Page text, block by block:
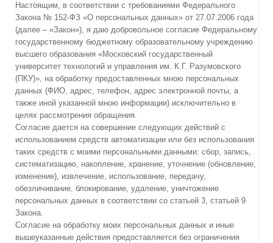
Настоящим, в соответствии с требованиями Федерального
Закона № 152-ФЗ «О персональных данных» от 27.07.2006 года
(далее – «Закон»), я даю добровольное согласие Федеральному
государственному бюджетному образовательному учреждению
высшего образования «Московский государственный
университет технологий и управления им. К.Г. Разумовского
(ПКУ)», на обработку предоставленных мною персональных
данных (ФИО, адрес, телефон, адрес электронной почты, а
также иной указанной мною информации) исключительно в
целях рассмотрения обращения.
Согласие дается на совершение следующих действий с
использованием средств автоматизации или без использования
таких средств с моими персональными данными: сбор, запись,
систематизацию, накопление, хранение, уточнение (обновление,
изменение), извлечение, использование, передачу,
обезличивание, блокирование, удаление, уничтожение
персональных данных в соответствии со статьей 3, статьей 9
Закона.
Согласие на обработку моих персональных данных и иные
вышеуказанные действия предоставляется без ограничения